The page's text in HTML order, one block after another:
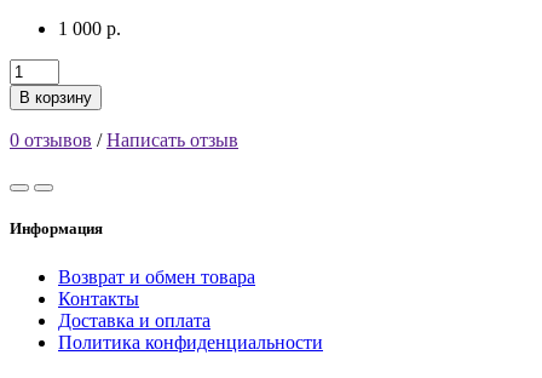
1 000 р.
В корзину
0 отзывов /Написать отзыв
Информация
Возврат и обмен товара
Контакты
Доставка и оплата
Политика конфиденциальности